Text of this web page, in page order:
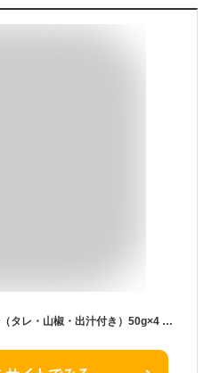
うな富士 国産ひつまぶし 2食分（タレ・山椒・出汁付き）50g×4 蒲焼 鰻 青うなぎ 地焼き